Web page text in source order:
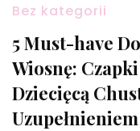
Bez kategorii
5 Must-have
Wiosnę:
Dziecięcą